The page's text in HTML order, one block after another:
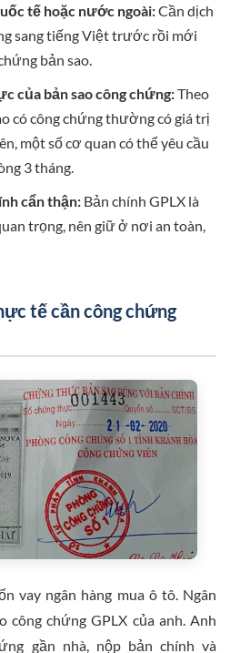
tế hoặc nước ngoài:Cần dịch
sang tiếng Việt trước rồi mới
bản sao.
của bản sao công chứng:Theo
có công chứng thường có giá trị
một số cơ quan có thể yêu cầu
3 tháng.
cẩn thận:Bản chính GPLX là
trọng, nên giữ ở nơi an toàn,
tế cần công chứng
vay ngân hàng mua ô tô. Ngân
công chứng GPLX của anh. Anh
gần nhà, nộp bản chính và